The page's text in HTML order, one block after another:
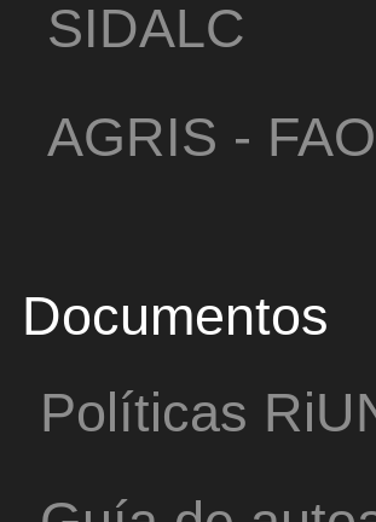
SIDALC
AGRIS - FAO
Documentos
Políticas